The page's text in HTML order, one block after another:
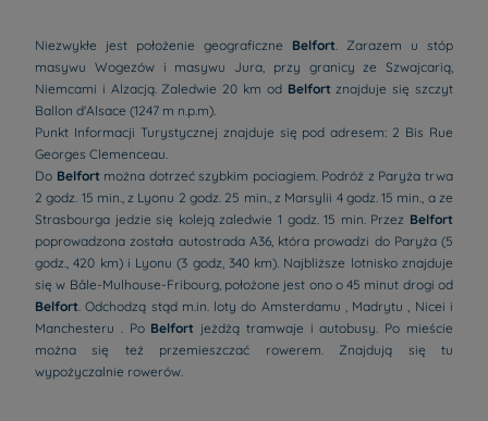
Niezwykłe jest położenie geograficzne Belfort. Zarazem u stóp
masywu Wogezów i masywu Jura, przy granicy ze Szwajcarią,
Niemcami i Alzacją. Zaledwie 20 km od Belfortznajduje się szczyt
Ballon d'Alsace (1247 m n.p.m).
Punkt Informacji Turystycznej znajduje się pod adresem: 2 Bis Rue
Georges Clemenceau.
Do Belfortmożna dotrzeć szybkim pociagiem. Podróż z Paryża trwa
2 godz. 15 min., z Lyonu 2 godz. 25 min., z Marsylii 4 godz. 15 min., a ze
Strasbourga jedzie się koleją zaledwie 1 godz. 15 min. Przez Belfort
poprowadzona została autostrada A36, która prowadzi do Paryża (5
godz., 420 km) i Lyonu (3 godz, 340 km). Najbliższe lotnisko znajduje
się w Bâle-Mulhouse-Fribourg, położone jest ono o 45 minut drogi od
Belfort. Odchodzą stąd m.in. loty do Amsterdamu , Madrytu , Nicei i
Manchesteru . Po Belfort jeżdżą tramwaje i autobusy. Po mieście
można się też przemieszczać rowerem. Znajdują się tu
wypożyczalnie rowerów.